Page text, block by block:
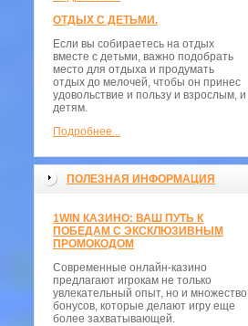
ОТДЫХ С ДЕТЬМИ.
Если вы собираетесь на отдых
вместе с детьми, важно подобрать
место для отдыха и продумать
отдых до мелочей, чтобы он принес
удовольствие и пользу и взрослым, и
детям.
Подробнее...
ПОЛЕЗНАЯ ИНФОРМАЦИЯ
1WIN КАЗИНО: ВАШ ПУТЬ К
ПОБЕДАМ С ЭКСКЛЮЗИВНЫМ
ПРОМОКОДОМ
Современные онлайн-казино
предлагают игрокам не только
увлекательный опыт, но и множество
бонусов, которые делают игру еще
более захватывающей.